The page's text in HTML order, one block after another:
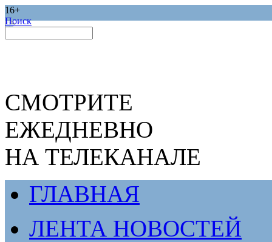
16+
Поиск
СМОТРИТЕ
ЕЖЕДНЕВНО
НА ТЕЛЕКАНАЛЕ
ГЛАВНАЯ
ЛЕНТА НОВОСТЕЙ